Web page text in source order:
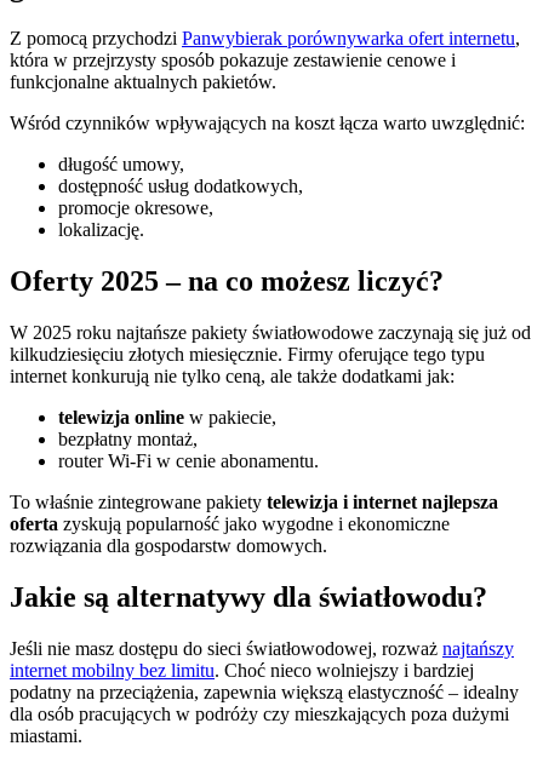
Z pomocą przychodzi Panwybierak porównywarka ofert internetu,
która w przejrzysty sposób pokazuje zestawienie cenowe i
funkcjonalne aktualnych pakietów.
Wśród czynników wpływających na koszt łącza warto uwzględnić:
długość umowy,
dostępność usług dodatkowych,
promocje okresowe,
lokalizację.
Oferty 2025 – na co możesz liczyć?
W 2025 roku najtańsze pakiety światłowodowe zaczynają się już od
kilkudziesięciu złotych miesięcznie. Firmy oferujące tego typu
internet konkurują nie tylko ceną, ale także dodatkami jak:
telewizja online w pakiecie,
bezpłatny montaż,
router Wi-Fi w cenie abonamentu.
To właśnie zintegrowane pakiety telewizja i internet najlepsza
oferta zyskują popularność jako wygodne i ekonomiczne
rozwiązania dla gospodarstw domowych.
Jakie są alternatywy dla światłowodu?
Jeśli nie masz dostępu do sieci światłowodowej, rozważ najtańszy
internet mobilny bez limitu. Choć nieco wolniejszy i bardziej
podatny na przeciążenia, zapewnia większą elastyczność – idealny
dla osób pracujących w podróży czy mieszkających poza dużymi
miastami.